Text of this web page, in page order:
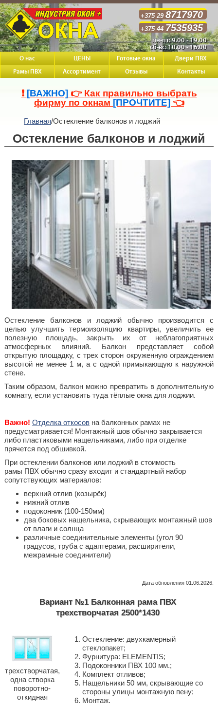
+375 29 8717970
+375 44 7535935
пн-пт: 9.00 - 19.00
сб-вс: 10.00 - 16.00
О нас ЦЕНЫ Готовые окна
Двери ПВХ
Рамы ПВХ
Ассортимент Отзывы Контакты
❗ [ВАЖНО] 👉 Как правильно выбрать
фирму по окнам [ПРОЧТИТЕ] 👈
Главная/Остекление балконов и лоджий
Остекление балконов и лоджий
Остекление балконов и лоджий обычно производится с
целью улучшить термоизоляцию квартиры, увеличить ее
полезную площадь, закрыть их от неблагоприятных
атмосферных влияний. Балкон представляет собой
открытую площадку, с трех сторон окруженную ограждением
высотой не менее 1 м, а с одной примыкающую к наружной
стене.
Таким образом, балкон можно превратить в дополнительную
комнату, если установить туда тёплые окна для лоджии.
Важно! Отделка откосовна балконных рамах не
предусматривается! Монтажный шов обычно закрывается
либо пластиковыми нащельниками, либо при отделке
прячется под обшивкой.
При остеклении балконов или лоджий в стоимость
рамы ПВХ обычно сразу входит и стандартный набор
сопутствующих материалов:
верхний отлив (козырёк)
нижний отлив
подоконник (100-150мм)
два боковых нащельника, скрывающих монтажный шов
от влаги и солнца
различные соединительные элементы (угол 90
градусов, труба с адаптерами, расширители,
межрамные соединители)
Дата обновления 01.06.2026.
Вариант №1 Балконная рама ПВХ
трехстворчатая 2500*1430
трехстворчатая,
одна створка
поворотно-
откидная
Остекление: двухкамерный
стеклопакет;
Фурнитура: ELEMENTIS;
Подоконники ПВХ 100 мм.;
Комплект отливов;
Нащельники 50 мм, скрывающие со
стороны улицы монтажную пену;
Монтаж.